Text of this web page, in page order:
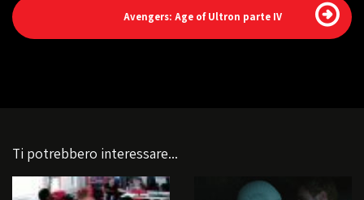
Avengers: Age of Ultron parte IV
Ti potrebbero interessare...